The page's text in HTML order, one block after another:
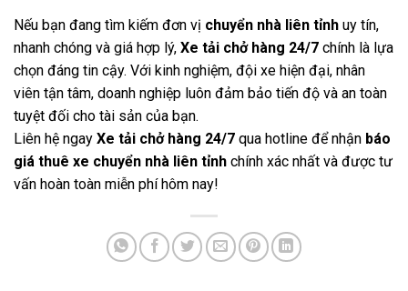
Nếu bạn đang tìm kiếm đơn vị chuyển nhà liên tỉnh uy tín,
nhanh chóng và giá hợp lý, Xe tải chở hàng 24/7 chính là lựa
chọn đáng tin cậy. Với kinh nghiệm, đội xe hiện đại, nhân
viên tận tâm, doanh nghiệp luôn đảm bảo tiến độ và an toàn
tuyệt đối cho tài sản của bạn.
Liên hệ ngay Xe tải chở hàng 24/7 qua hotline để nhận báo
giá thuê xe chuyển nhà liên tỉnh chính xác nhất và được tư
vấn hoàn toàn miễn phí hôm nay!